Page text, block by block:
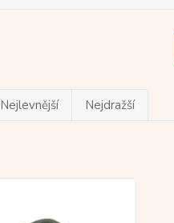
Nejlevnější Nejdražší